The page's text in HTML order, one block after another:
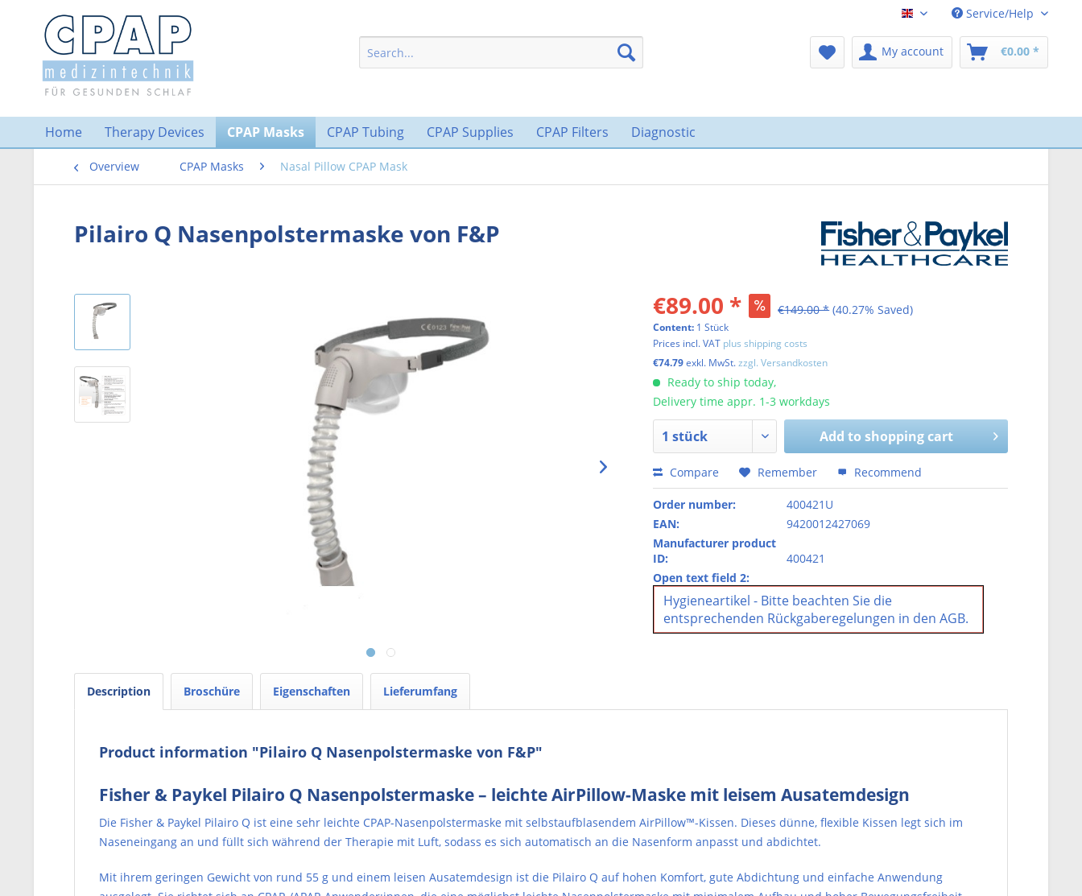
CPAP-Shop Englisch
Service/Help
My account €0.00 *
Home Therapy Devices CPAP Masks CPAP Tubing CPAP Supplies CPAP Filters Diagnostic
Overview CPAP Masks Nasal Pillow CPAP Mask
Pilairo Q Nasenpolstermaske von F&P
€89.00 * €149.00 * (40.27% Saved)
Content: 1 Stück
Prices incl. VAT plus shipping costs
€74.79exkl. MwSt.zzgl. Versandkosten
Ready to ship today,
Delivery time appr. 1-3 workdays
Add to shopping cart
Compare Remember Recommend
Order number:
400421U
EAN:
9420012427069
Manufacturer product
ID:
400421
Open text field 2:
Hygieneartikel - Bitte beachten Sie die
entsprechenden Rückgaberegelungen in den AGB.
Description Broschüre Eigenschaften Lieferumfang
Product information "Pilairo Q Nasenpolstermaske von F&P"
Fisher & Paykel Pilairo Q Nasenpolstermaske – leichte AirPillow-Maske mit leisem Ausatemdesign
Die Fisher & Paykel Pilairo Q ist eine sehr leichte CPAP-Nasenpolstermaske mit selbstaufblasendem AirPillow™-Kissen. Dieses dünne, flexible Kissen legt sich im
Naseneingang an und füllt sich während der Therapie mit Luft, sodass es sich automatisch an die Nasenform anpasst und abdichtet.
Mit ihrem geringen Gewicht von rund 55 g und einem leisen Ausatemdesign ist die Pilairo Q auf hohen Komfort, gute Abdichtung und einfache Anwendung